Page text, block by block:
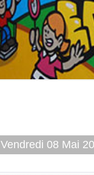
Vendredi 08 Mai